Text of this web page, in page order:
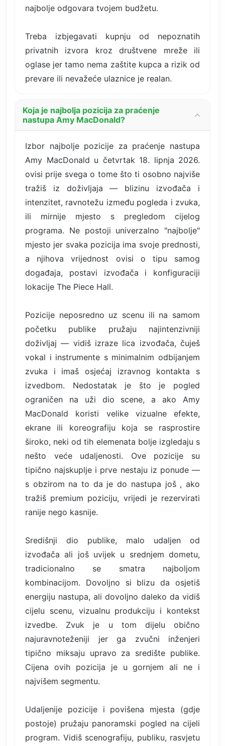
najbolje odgovara tvojem budžetu.
Treba izbjegavati kupnju od nepoznatih
privatnih izvora kroz društvene mreže ili
oglase jer tamo nema zaštite kupca a rizik od
prevare ili nevažeće ulaznice je realan.
Koja je najbolja pozicija za praćenje
nastupa Amy MacDonald?
Izbor najbolje pozicije za praćenje nastupa
Amy MacDonald u četvrtak 18. lipnja 2026.
ovisi prije svega o tome što ti osobno najviše
tražiš iz doživljaja — blizinu izvođača i
intenzitet, ravnotežu između pogleda i zvuka,
ili mirnije mjesto s pregledom cijelog
programa. Ne postoji univerzalno "najbolje"
mjesto jer svaka pozicija ima svoje prednosti,
a njihova vrijednost ovisi o tipu samog
događaja, postavi izvođača i konfiguraciji
lokacije The Piece Hall.
Pozicije neposredno uz scenu ili na samom
početku publike pružaju najintenzivniji
doživljaj — vidiš izraze lica izvođača, čuješ
vokal i instrumente s minimalnim odbijanjem
zvuka i imaš osjećaj izravnog kontakta s
izvedbom. Nedostatak je što je pogled
ograničen na uži dio scene, a ako Amy
MacDonald koristi velike vizualne efekte,
ekrane ili koreografiju koja se rasprostire
široko, neki od tih elemenata bolje izgledaju s
nešto veće udaljenosti. Ove pozicije su
tipično najskuplje i prve nestaju iz ponude —
s obzirom na to da je do nastupa još , ako
tražiš premium poziciju, vrijedi je rezervirati
ranije nego kasnije.
Središnji dio publike, malo udaljen od
izvođača ali još uvijek u srednjem dometu,
tradicionalno se smatra najboljom
kombinacijom. Dovoljno si blizu da osjetiš
energiju nastupa, ali dovoljno daleko da vidiš
cijelu scenu, vizualnu produkciju i kontekst
izvedbe. Zvuk je u tom dijelu obično
najuravnoteženiji jer ga zvučni inženjeri
tipično miksaju upravo za središte publike.
Cijena ovih pozicija je u gornjem ali ne i
najvišem segmentu.
Udaljenije pozicije i povišena mjesta (gdje
postoje) pružaju panoramski pogled na cijeli
program. Vidiš scenografiju, publiku, rasvjetu